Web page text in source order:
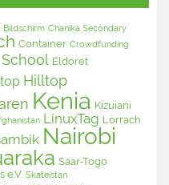
Bildschirm Chanika Secondary
Container Crowdfunding
Eldoret
Hilltop
Kenia Kizuiani
LinuxTag Lörrach
Nairobi
Saar-Togo
e.V. Skateistan